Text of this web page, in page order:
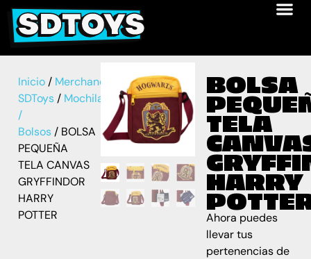
Inicio / Merchandise
SDToys / Mochilas
/
Bolsos / BOLSA
PEQUEÑA
TELA CANVAS
GRYFFINDOR
HARRY
POTTER
BOLSA
TELA
HARRY
Ahora puedes
llevar tus
pertenencias de